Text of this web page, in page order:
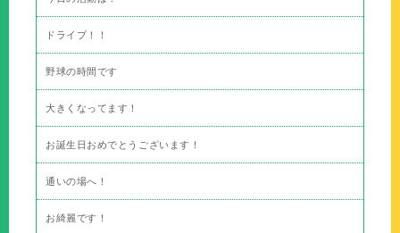
ドライブ！！
野球の時間です
大きくなってます！
お誕生日おめでとうございます！
通いの場へ！
お綺麗です！